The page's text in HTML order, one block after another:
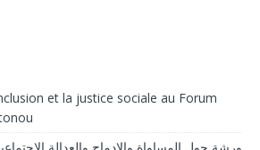
et la justice sociale au Forum